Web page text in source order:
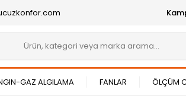
GAZ ALGILAMA FANLAR ÖLÇÜM